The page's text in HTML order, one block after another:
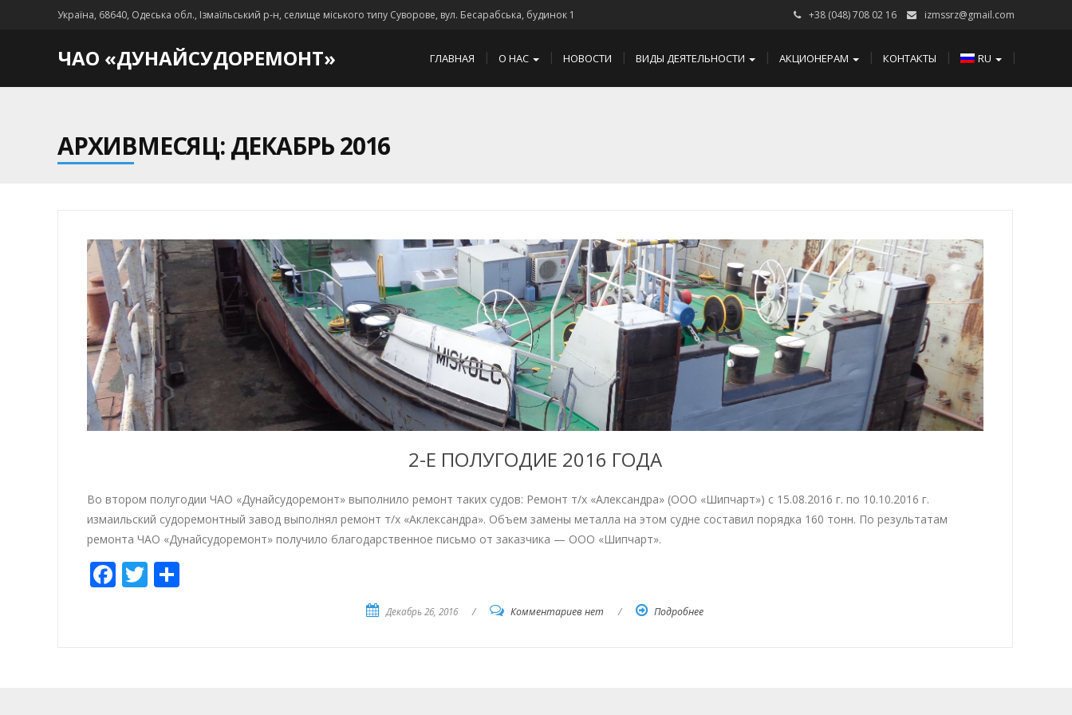
Україна, 68640, Одеська обл., Ізмаїльський р-н, селище міського типу Суворове, вул. Бесарабська, будинок 1 +38 (048) 708 02 16 izmssrz@gmail.com
ЧАО «ДУНАЙСУДОРЕМОНТ» ГЛАВНАЯ О НАС НОВОСТИ ВИДЫ ДЕЯТЕЛЬНОСТИ АКЦИОНЕРАМ КОНТАКТЫ RU
АРХИВМЕСЯЦ: ДЕКАБРЬ 2016
2-Е ПОЛУГОДИЕ 2016 ГОДА
Во втором полугодии ЧАО «Дунайсудоремонт» выполнило ремонт таких судов: Ремонт т/х «Александра» (ООО «Шипчарт») с 15.08.2016 г. по 10.10.2016 г.
измаильский судоремонтный завод выполнял ремонт т/х «Аклександра». Объем замены металла на этом судне составил порядка 160 тонн. По результатам
ремонта ЧАО «Дунайсудоремонт» получило благодарственное письмо от заказчика — ООО «Шипчарт».
Facebook
Twitter
Отправить
Декабрь 26, 2016 / Комментариев нет / Подробнее